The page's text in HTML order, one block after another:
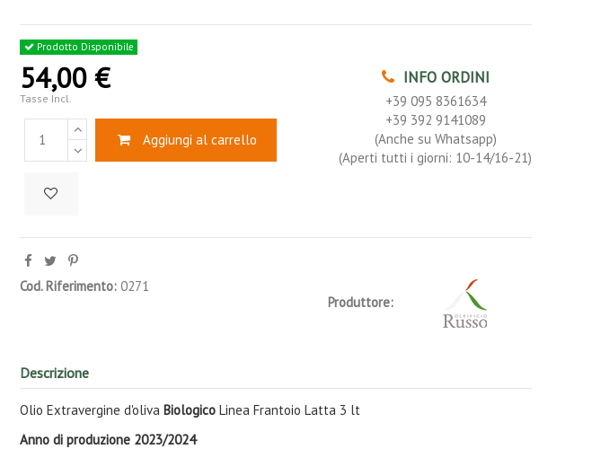
Prodotto Disponibile
54,00 €
Tasse Incl.
INFO ORDINI
+39 095 8361634
+39 392 9141089
(Anche su Whatsapp)
(Aperti tutti i giorni: 10-14/16-21)
Aggiungi al carrello
Produttore:
Cod. Riferimento: 0271
Descrizione
Olio Extravergine d'oliva Biologico Linea Frantoio Latta 3 lt
Anno di produzione 2023/2024